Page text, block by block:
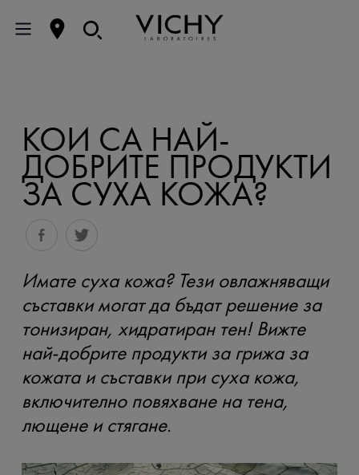
КОИ СА НАЙ-
ДОБРИТЕ ПРОДУКТИ
ЗА СУХА КОЖА?
Имате суха кожа? Тези овлажняващи
съставки могат да бъдат решение за
тонизиран, хидратиран тен! Вижте
най-добрите продукти за грижа за
кожата и съставки при суха кожа,
включително повяхване на тена,
лющене и стягане.